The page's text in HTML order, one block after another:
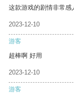
这款游戏的剧情非常感
2023-12-10
游客
超棒啊 好用
2023-12-10
游客